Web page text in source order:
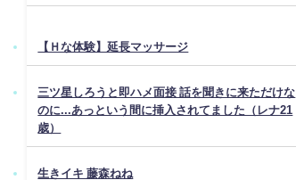
【Ｈな体験】延長マッサージ
三ツ星しろうと即ハメ面接 話を聞きに来ただけな
のに...あっという間に挿入されてました（レナ21
歳）
生きイキ 藤森ねね